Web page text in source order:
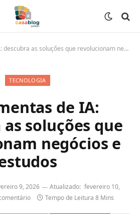
as soluções que revolucionam negócios e estudos
TECNOLOGIA
de IA:
soluções que
negócios e
9, 2026 Atualizado: fevereiro 10,
Tempo de Leitura 8 Mins